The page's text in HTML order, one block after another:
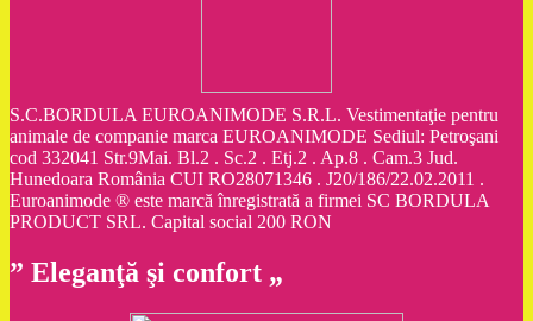
S.C.BORDULA EUROANIMODE S.R.L. Vestimentaţie pentru
animale de companie marca EUROANIMODE Sediul: Petroşani
cod 332041 Str.9Mai. Bl.2 . Sc.2 . Etj.2 . Ap.8 . Cam.3 Jud.
Hunedoara România CUI RO28071346 . J20/186/22.02.2011 .
Euroanimode ® este marcă înregistrată a firmei SC BORDULA
PRODUCT SRL. Capital social 200 RON
” Eleganţă şi confort „